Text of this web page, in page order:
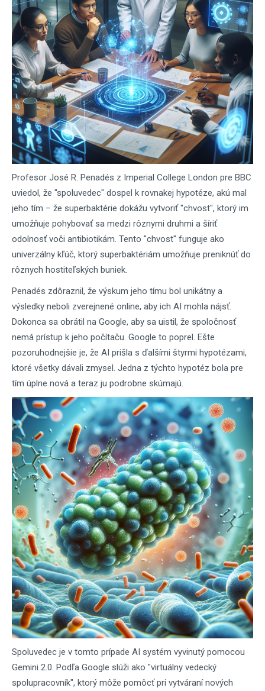
Profesor José R. Penadés z Imperial College London pre BBC
uviedol, že "spoluvedec" dospel k rovnakej hypotéze, akú mal
jeho tím – že superbaktérie dokážu vytvoriť "chvost", ktorý im
umožňuje pohybovať sa medzi rôznymi druhmi a šíriť
odolnosť voči antibiotikám. Tento "chvost" funguje ako
univerzálny kľúč, ktorý superbaktériám umožňuje preniknúť do
rôznych hostiteľských buniek.
Penadés zdôraznil, že výskum jeho tímu bol unikátny a
výsledky neboli zverejnené online, aby ich AI mohla nájsť.
Dokonca sa obrátil na Google, aby sa uistil, že spoločnosť
nemá prístup k jeho počítaču. Google to poprel. Ešte
pozoruhodnejšie je, že AI prišla s ďalšími štyrmi hypotézami,
ktoré všetky dávali zmysel. Jedna z týchto hypotéz bola pre
tím úplne nová a teraz ju podrobne skúmajú.
Spoluvedec je v tomto prípade AI systém vyvinutý pomocou
Gemini 2.0. Podľa Google slúži ako "virtuálny vedecký
spolupracovník", ktorý môže pomôcť pri vytváraní nových